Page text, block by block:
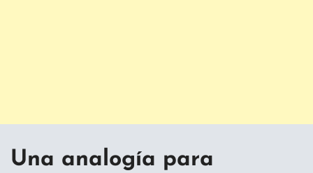
Una analogía para